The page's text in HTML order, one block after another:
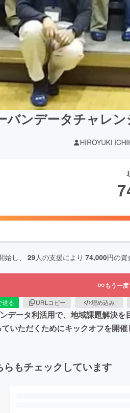
バンデータチャレ
HIROYUKI
始し、 29人の支援により 74,000円の資
もう一
送る URLコピー 埋め込み
データ利活用で、地域課題解決
いただくためにキックオフを開催
もチェックしています